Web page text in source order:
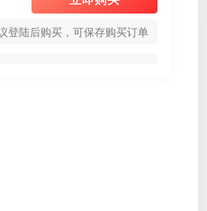
登陆后购买，可保存购买订单